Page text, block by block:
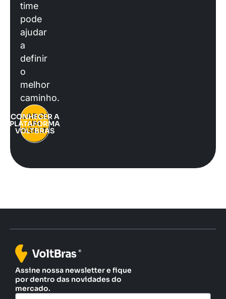
time
pode
ajudar
a
definir
o
melhor
caminho.
FALAR COM
UM
CONSULTOR
CONHECER A
PLATAFORMA
VOLTBRAS
Assine nossa newsletter e fique
por dentro das novidades do
mercado.